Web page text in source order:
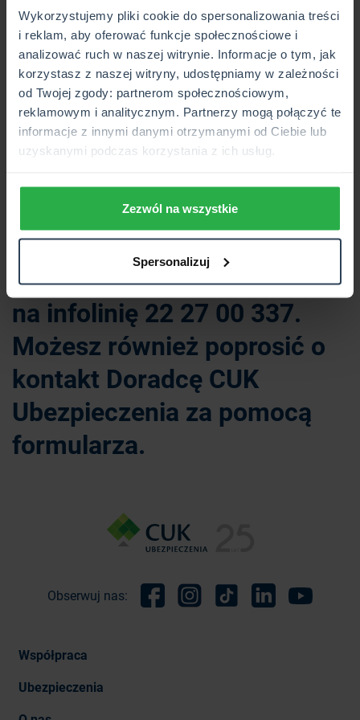
Wykorzystujemy pliki cookie do spersonalizowania treści
i reklam, aby oferować funkcje społecznościowe i
analizować ruch w naszej witrynie. Informacje o tym, jak
korzystasz z naszej witryny, udostępniamy w zależności
od Twojej zgody: partnerom społecznościowym,
reklamowym i analitycznym. Partnerzy mogą połączyć te
informacje z innymi danymi otrzymanymi od Ciebie lub
uzyskanymi podczas korzystania z ich usług.
Zezwól na wszystkie
Spersonalizuj
Dodatkowy pakiet korzyści
m.in. ubezpieczenie telefonu, laptopa, rzeczy gości,
przedmiotów wypożyczonych
Jeśli chcesz skorzystać z
promocji lub oczekujesz
większej ochrony swojego
domu lub mieszkania,
zapytaj o szczegóły w
placówce CUK lub zadzwoń
na infolinię 22 27 00 337.
Możesz również poprosić o
kontakt Doradcę CUK
Ubezpieczenia za pomocą
formularza.
Obserwuj nas:
Współpraca
Ubezpieczenia